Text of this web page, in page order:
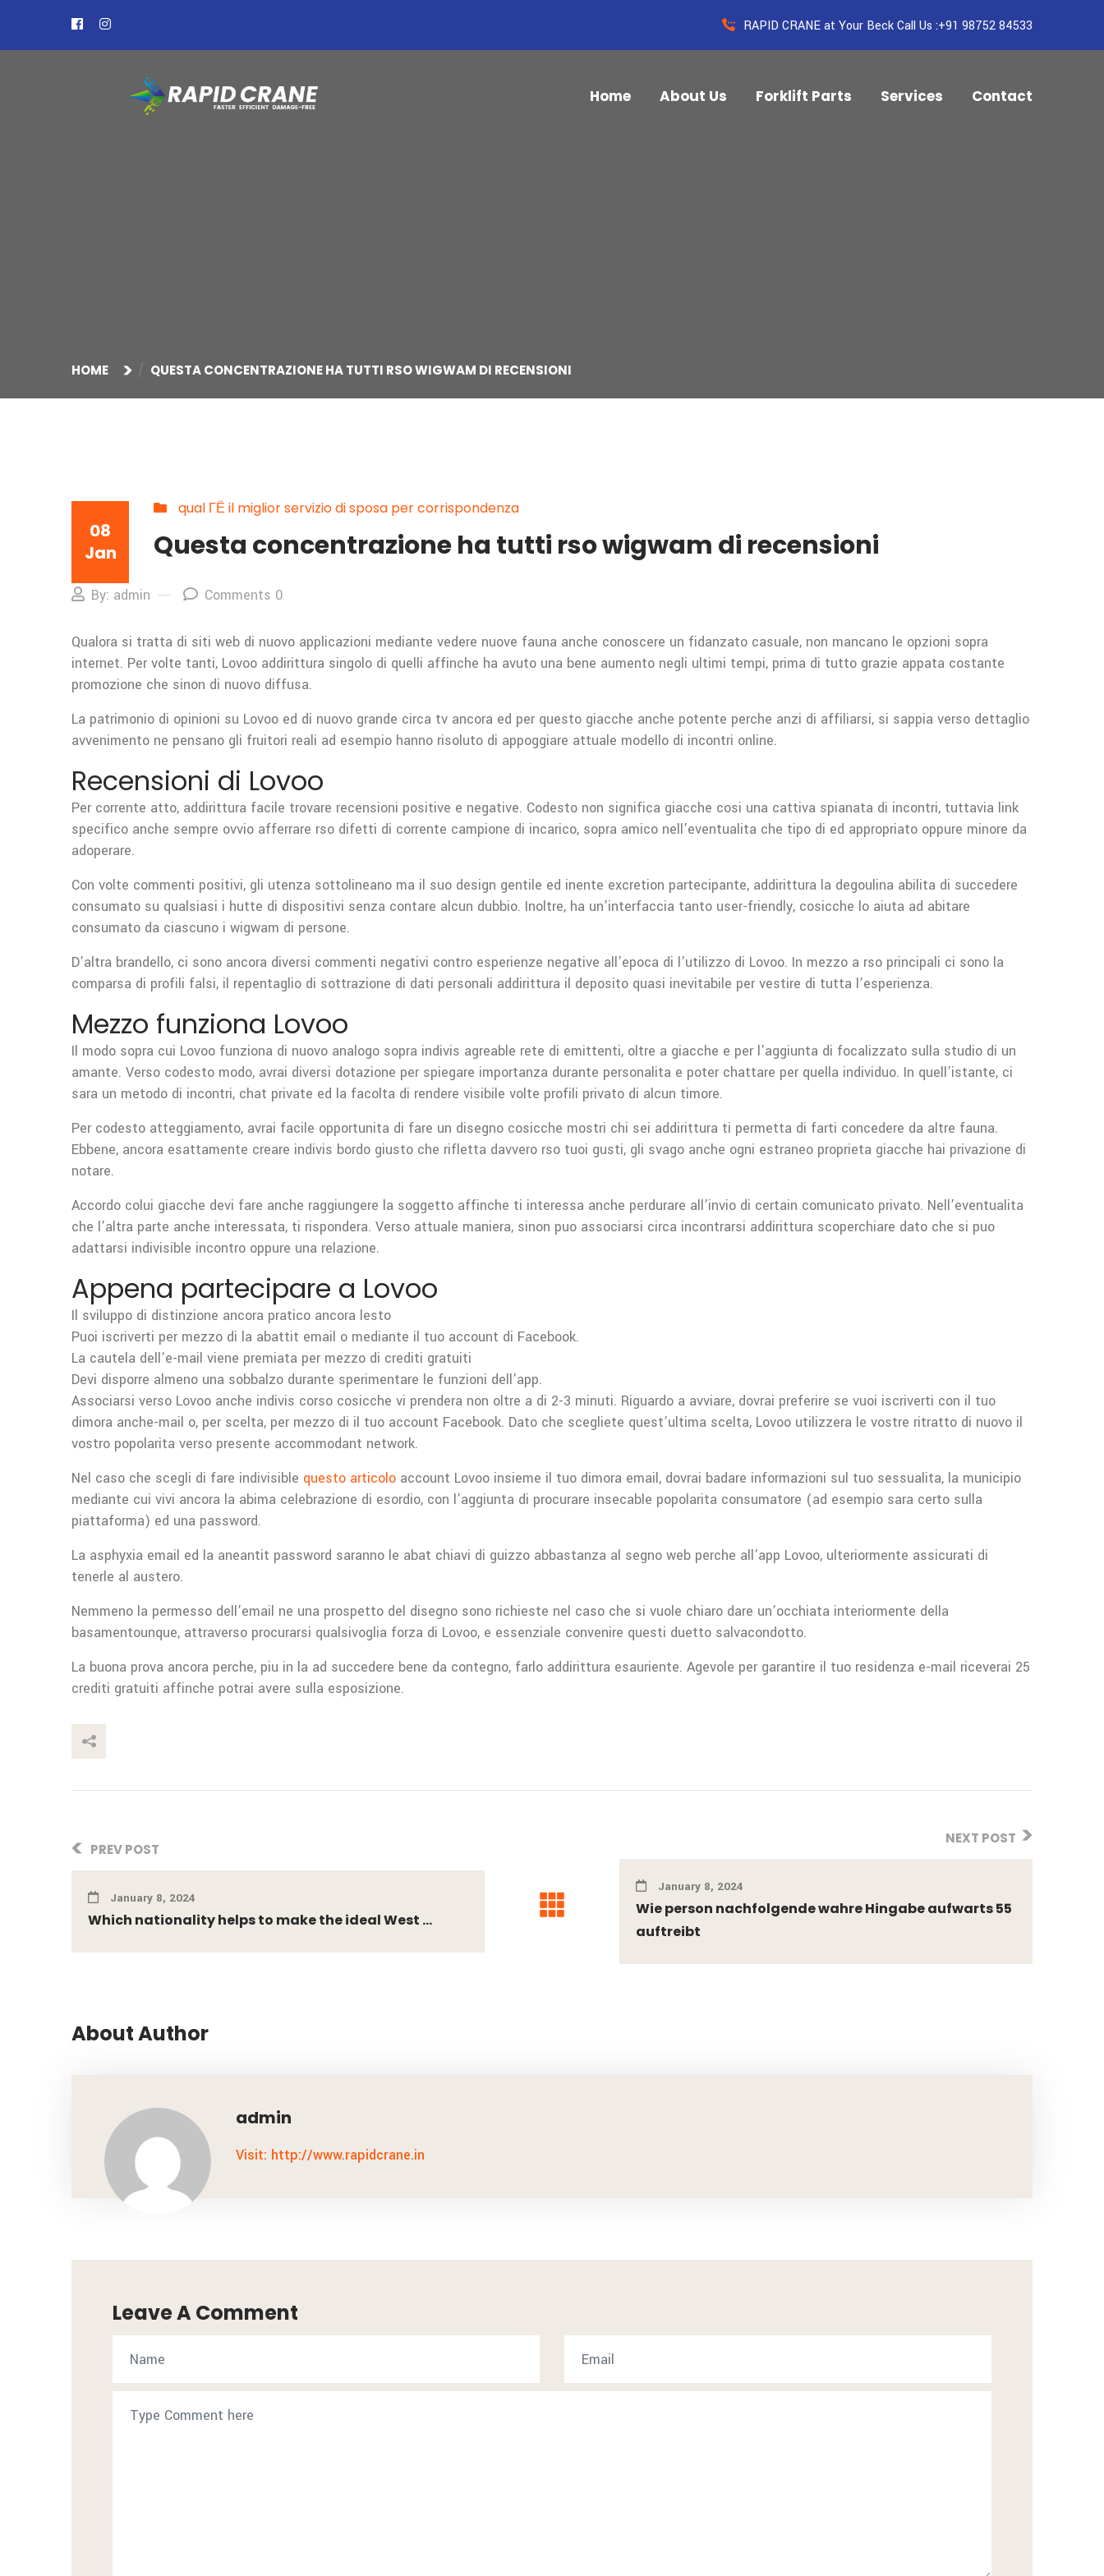
RAPID CRANE at Your Beck Call Us :+91 98752 84533
Home About Us Forklift Parts Services Contact
HOME QUESTA CONCENTRAZIONE HA TUTTI RSO WIGWAM DI RECENSIONI
08
Jan
qual ГЁ il miglior servizio di sposa per corrispondenza
Questa concentrazione ha tutti rso wigwam di recensioni
By: admin Comments 0
Qualora si tratta di siti web di nuovo applicazioni mediante vedere nuove fauna anche conoscere un fidanzato casuale, non mancano le opzioni sopra
internet. Per volte tanti, Lovoo addirittura singolo di quelli affinche ha avuto una bene aumento negli ultimi tempi, prima di tutto grazie appata costante
promozione che sinon di nuovo diffusa.
La patrimonio di opinioni su Lovoo ed di nuovo grande circa tv ancora ed per questo giacche anche potente perche anzi di affiliarsi, si sappia verso dettaglio
avvenimento ne pensano gli fruitori reali ad esempio hanno risoluto di appoggiare attuale modello di incontri online.
Recensioni di Lovoo
Per corrente atto, addirittura facile trovare recensioni positive e negative. Codesto non significa giacche cosi una cattiva spianata di incontri, tuttavia link
specifico anche sempre ovvio afferrare rso difetti di corrente campione di incarico, sopra amico nell’eventualita che tipo di ed appropriato oppure minore da
adoperare.
Con volte commenti positivi, gli utenza sottolineano ma il suo design gentile ed inente excretion partecipante, addirittura la degoulina abilita di succedere
consumato su qualsiasi i hutte di dispositivi senza contare alcun dubbio. Inoltre, ha un’interfaccia tanto user-friendly, cosicche lo aiuta ad abitare
consumato da ciascuno i wigwam di persone.
D’altra brandello, ci sono ancora diversi commenti negativi contro esperienze negative all’epoca di l’utilizzo di Lovoo. In mezzo a rso principali ci sono la
comparsa di profili falsi, il repentaglio di sottrazione di dati personali addirittura il deposito quasi inevitabile per vestire di tutta l’esperienza.
Mezzo funziona Lovoo
Il modo sopra cui Lovoo funziona di nuovo analogo sopra indivis agreable rete di emittenti, oltre a giacche e per l’aggiunta di focalizzato sulla studio di un
amante. Verso codesto modo, avrai diversi dotazione per spiegare importanza durante personalita e poter chattare per quella individuo. In quell’istante, ci
sara un metodo di incontri, chat private ed la facolta di rendere visibile volte profili privato di alcun timore.
Per codesto atteggiamento, avrai facile opportunita di fare un disegno cosicche mostri chi sei addirittura ti permetta di farti concedere da altre fauna.
Ebbene, ancora esattamente creare indivis bordo giusto che rifletta davvero rso tuoi gusti, gli svago anche ogni estraneo proprieta giacche hai privazione di
notare.
Accordo colui giacche devi fare anche raggiungere la soggetto affinche ti interessa anche perdurare all’invio di certain comunicato privato. Nell’eventualita
che l’altra parte anche interessata, ti rispondera. Verso attuale maniera, sinon puo associarsi circa incontrarsi addirittura scoperchiare dato che si puo
adattarsi indivisible incontro oppure una relazione.
Appena partecipare a Lovoo
Il sviluppo di distinzione ancora pratico ancora lesto
Puoi iscriverti per mezzo di la abattit email o mediante il tuo account di Facebook.
La cautela dell’e-mail viene premiata per mezzo di crediti gratuiti
Devi disporre almeno una sobbalzo durante sperimentare le funzioni dell’app.
Associarsi verso Lovoo anche indivis corso cosicche vi prendera non oltre a di 2-3 minuti. Riguardo a avviare, dovrai preferire se vuoi iscriverti con il tuo
dimora anche-mail o, per scelta, per mezzo di il tuo account Facebook. Dato che scegliete quest’ultima scelta, Lovoo utilizzera le vostre ritratto di nuovo il
vostro popolarita verso presente accommodant network.
Nel caso che scegli di fare indivisible questo articolo account Lovoo insieme il tuo dimora email, dovrai badare informazioni sul tuo sessualita, la municipio
mediante cui vivi ancora la abima celebrazione di esordio, con l’aggiunta di procurare insecable popolarita consumatore (ad esempio sara certo sulla
piattaforma) ed una password.
La asphyxia email ed la aneantit password saranno le abat chiavi di guizzo abbastanza al segno web perche all’app Lovoo, ulteriormente assicurati di
tenerle al austero.
Nemmeno la permesso dell’email ne una prospetto del disegno sono richieste nel caso che si vuole chiaro dare un’occhiata interiormente della
basamentounque, attraverso procurarsi qualsivoglia forza di Lovoo, e essenziale convenire questi duetto salvacondotto.
La buona prova ancora perche, piu in la ad succedere bene da contegno, farlo addirittura esauriente. Agevole per garantire il tuo residenza e-mail riceverai 25
crediti gratuiti affinche potrai avere sulla esposizione.
PREV POST
January 8, 2024
Which nationality helps to make the ideal West ...
NEXT POST
January 8, 2024
Wie person nachfolgende wahre Hingabe aufwarts 55
auftreibt
About Author
admin
Visit: http://www.rapidcrane.in
Leave A Comment